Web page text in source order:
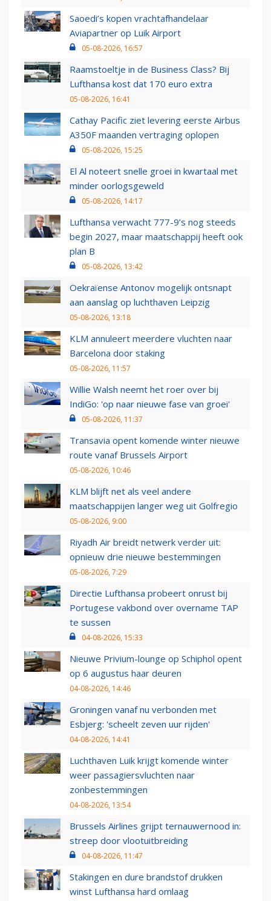
Saoedi’s kopen vrachtafhandelaar
Aviapartner op Luik Airport
05-08-2026, 16:57
Raamstoeltje in de Business Class? Bij
Lufthansa kost dat 170 euro extra
05-08-2026, 16:41
Cathay Pacific ziet levering eerste Airbus
A350F maanden vertraging oplopen
05-08-2026, 15:25
El Al noteert snelle groei in kwartaal met
minder oorlogsgeweld
05-08-2026, 14:17
Lufthansa verwacht 777-9’s nog steeds
begin 2027, maar maatschappij heeft ook
plan B
05-08-2026, 13:42
Oekraïense Antonov mogelijk ontsnapt
aan aanslag op luchthaven Leipzig
05-08-2026, 13:18
KLM annuleert meerdere vluchten naar
Barcelona door staking
05-08-2026, 11:57
Willie Walsh neemt het roer over bij
IndiGo: 'op naar nieuwe fase van groei'
05-08-2026, 11:37
Transavia opent komende winter nieuwe
route vanaf Brussels Airport
05-08-2026, 10:46
KLM blijft net als veel andere
maatschappijen langer weg uit Golfregio
05-08-2026, 9:00
Riyadh Air breidt netwerk verder uit:
opnieuw drie nieuwe bestemmingen
05-08-2026, 7:29
Directie Lufthansa probeert onrust bij
Portugese vakbond over overname TAP
te sussen
04-08-2026, 15:33
Nieuwe Privium-lounge op Schiphol opent
op 6 augustus haar deuren
04-08-2026, 14:46
Groningen vanaf nu verbonden met
Esbjerg: 'scheelt zeven uur rijden'
04-08-2026, 14:41
Luchthaven Luik krijgt komende winter
weer passagiersvluchten naar
zonbestemmingen
04-08-2026, 13:54
Brussels Airlines grijpt ternauwernood in:
streep door vlootuitbreiding
04-08-2026, 11:47
Stakingen en dure brandstof drukken
winst Lufthansa hard omlaag